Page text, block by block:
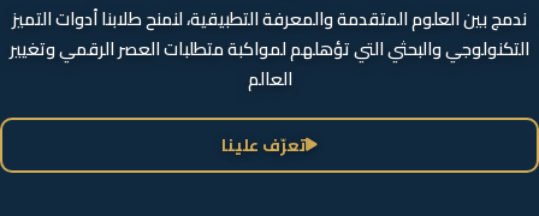
ندمج بين العلوم المتقدمة والمعرفة التطبيقية، لنمنح طلابنا أدوات التميز
التكنولوجي والبحثي التي تؤهلهم لمواكبة متطلبات العصر الرقمي وتغيير
العالم
تعرّف علينا